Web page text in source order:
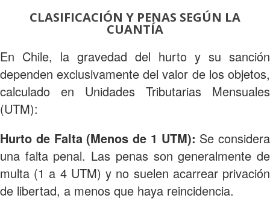
CLASIFICACIÓN Y PENAS SEGÚN LA
CUANTÍA
En Chile, la gravedad del hurto y su sanción
dependen exclusivamente del valor de los objetos,
calculado en Unidades Tributarias Mensuales
(UTM):
Hurto de Falta (Menos de 1 UTM): Se considera
una falta penal. Las penas son generalmente de
multa (1 a 4 UTM) y no suelen acarrear privación
de libertad, a menos que haya reincidencia.